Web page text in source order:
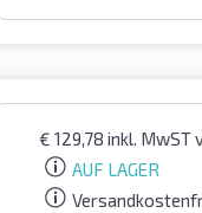
€ 129,78 inkl. MwST
AUF LAGER